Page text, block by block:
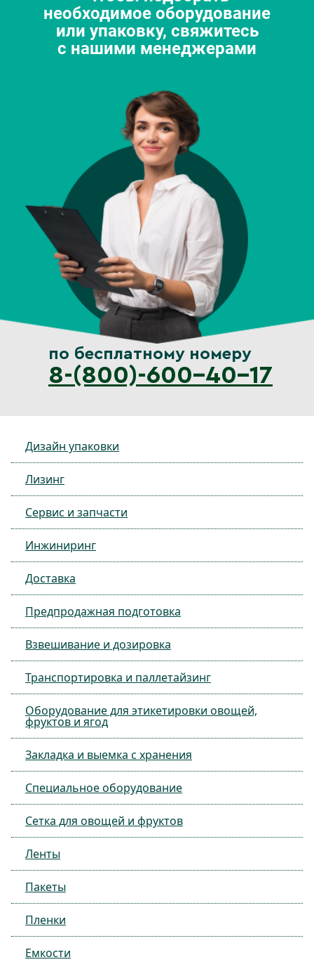
необходимое оборудование
или упаковку, свяжитесь
с нашими менеджерами
по бесплатному номеру
8-(800)-600-40-17
Дизайн упаковки
Лизинг
Сервис и запчасти
Инжиниринг
Доставка
Предпродажная подготовка
Взвешивание и дозировка
Транспортировка и паллетайзинг
Оборудование для этикетировки овощей,
фруктов и ягод
Закладка и выемка с хранения
Специальное оборудование
Сетка для овощей и фруктов
Ленты
Пакеты
Пленки
Емкости